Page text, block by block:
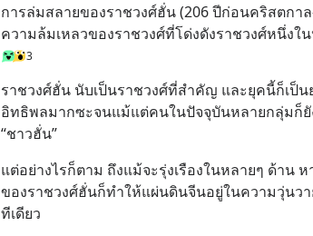
การล่มสลายของราชวงศ์ฮั่น (206 ปีก่อนคริสตกา
ความล้มเหลวของราชวงศ์ที่โด่งดังราชวงศ์หนึ่งใ
3
ราชวงศ์ฮั่น นับเป็นราชวงศ์ที่สำคัญ และยุคนี้ก็เป็น
อิทธิพลมากซะจนแม้แต่คนในปัจจุบันหลายกลุ่มก็ยัง
“ชาวฮั่น”
แต่อย่างไรก็ตาม ถึงแม้จะรุ่งเรืองในหลายๆ ด้าน
ของราชวงศ์ฮั่นก็ทำให้แผ่นดินจีนอยู่ในความวุ่นวา
ทีเดียว